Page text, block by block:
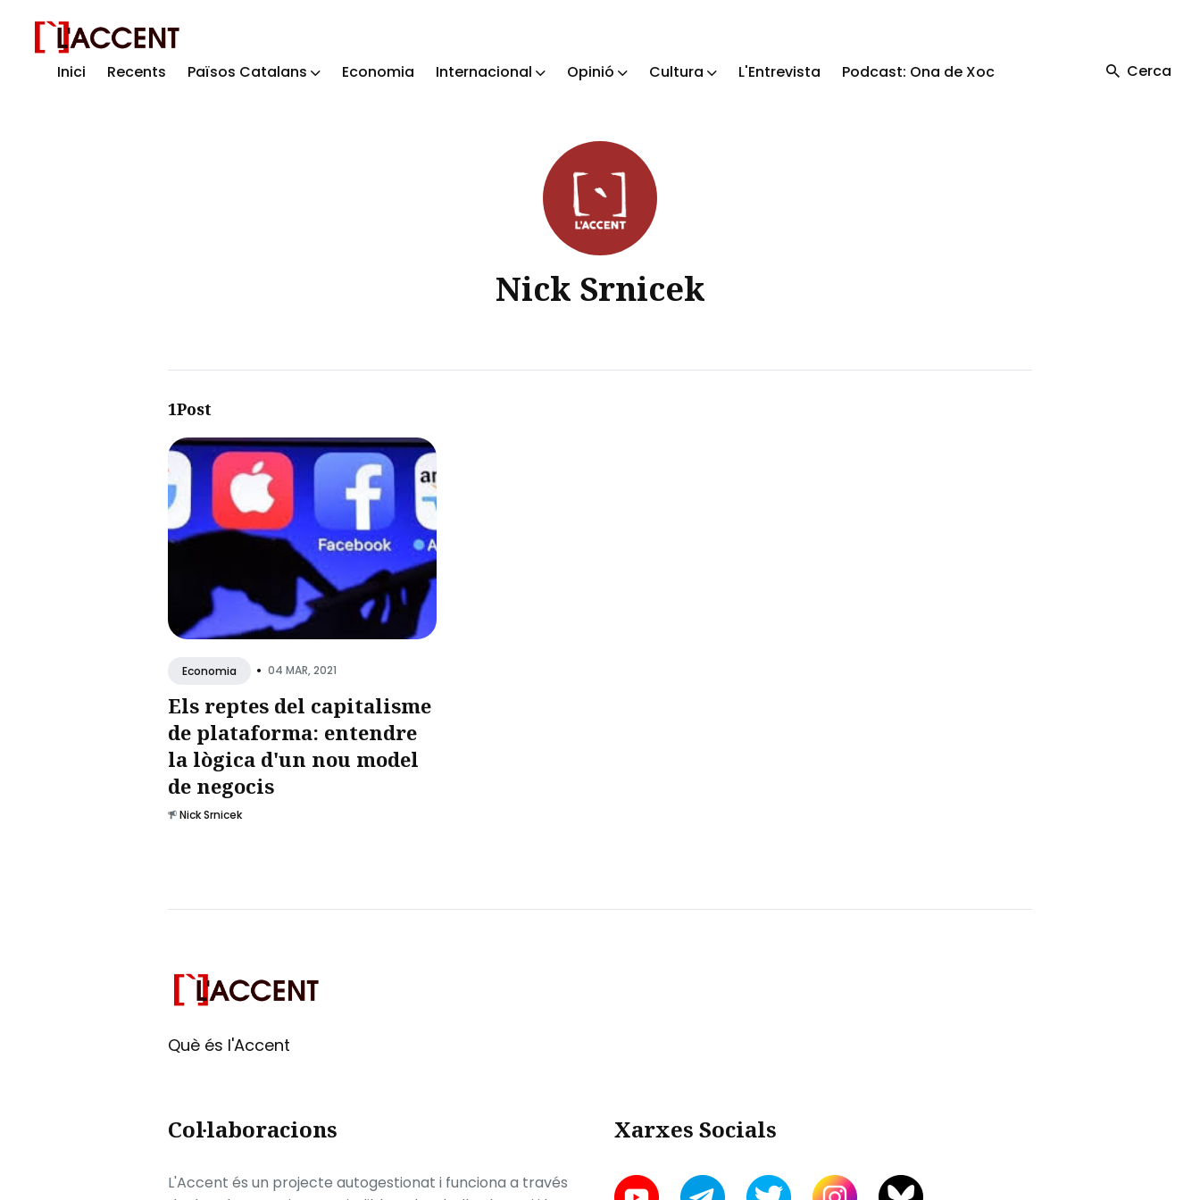
Inici Recents Països Catalans Economia Internacional Opinió Cultura L'Entrevista Podcast: Ona de Xoc Cerca
Nick Srnicek
1Post
Economia • 04 MAR, 2021
Els reptes del capitalisme
de plataforma: entendre
la lògica d'un nou model
de negocis
Nick Srnicek
Què és l'Accent
Col·laboracions
L'Accent és un projecte autogestionat i funciona a través
Xarxes Socials